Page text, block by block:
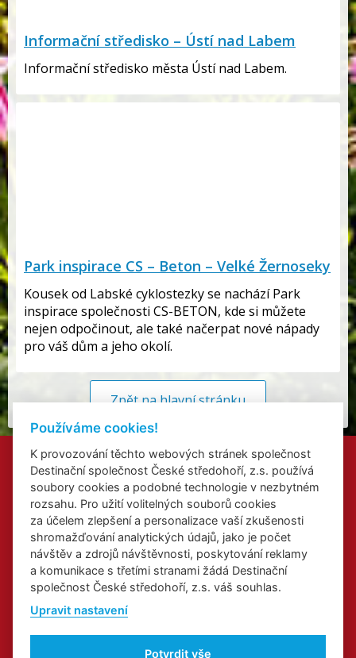
Informační středisko – Ústí nad Labem
Informační středisko města Ústí nad Labem.
Park inspirace CS – Beton – Velké Žernoseky
Kousek od Labské cyklostezky se nachází Park
inspirace společnosti CS-BETON, kde si můžete
nejen odpočinout, ale také načerpat nové nápady
pro váš dům a jeho okolí.
Zpět na hlavní stránku
Kontakty
Přidat akci
Přihlášení odběru newsletterů
Cookies
Web o Labské stezce v Ústeckém kraji
Web o kongresové a incentivní turistice v Ústeckém kraji
Regionální značka
Používáme cookies!
K provozování těchto webových stránek společnost
Destinační společnost České středohoří, z.s. používá
soubory cookies a podobné technologie v nezbytném
rozsahu. Pro užití volitelných souborů cookies
za účelem zlepšení a personalizace vaší zkušenosti
shromažďování analytických údajů, jako je počet
návštěv a zdrojů návštěvnosti, poskytování reklamy
a komunikace s třetími stranami žádá Destinační
společnost České středohoří, z.s. váš souhlas.
Upravit nastavení
Potvrdit vše